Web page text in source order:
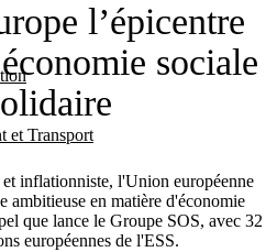
et Transport
l’épicentre
sociale
inflationniste, l'Union européenne
ambitieuse en matière d'économie
que lance le Groupe SOS, avec 32
européennes de l'ESS.